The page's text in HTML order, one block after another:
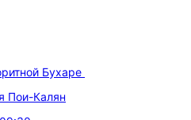
Бухаре
Пои-Калян